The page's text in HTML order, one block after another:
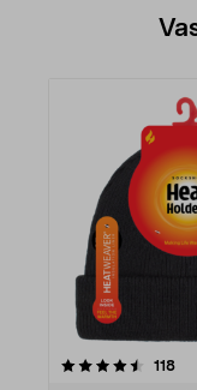
118
4.5viidestä